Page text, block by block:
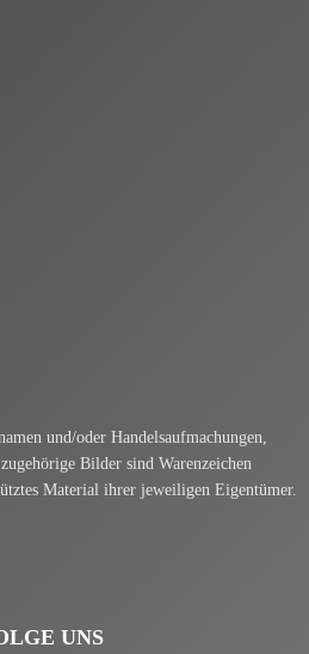
und/oder Handelsaufmachungen,
Bilder sind Warenzeichen
Material ihrer jeweiligen Eigentümer.
UNS